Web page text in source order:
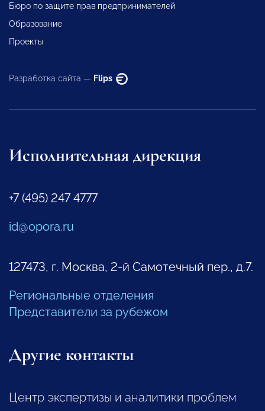
Бюро по защите прав предпринимателей
Образование
Проекты
Разработка сайта — Flips
Исполнительная дирекция
+7 (495) 247 4777
id@opora.ru
127473, г. Москва, 2-й Самотечный пер., д.7.
Региональные отделения
Представители за рубежом
Другие контакты
Центр экспертизы и аналитики проблем